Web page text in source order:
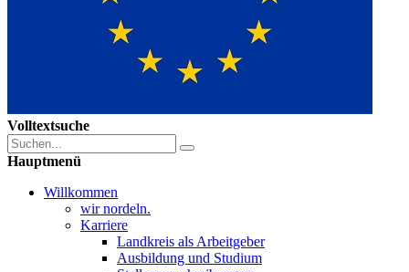
Volltextsuche
Hauptmenü
Willkommen
wir nordeln.
Karriere
Landkreis als Arbeitgeber
Ausbildung und Studium